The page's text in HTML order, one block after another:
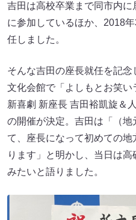
吉田は高校卒業まで同市内に
に参加しているほか、2018
任しました。
そんな吉田の座長就任を記
文化会館で「よしもとお笑
新喜劇 新座長 吉田裕凱旋＆
の開催が決定。吉田は「（地
て、座長になって初めての
ります」と明かし、当日は
みたいと語りました。